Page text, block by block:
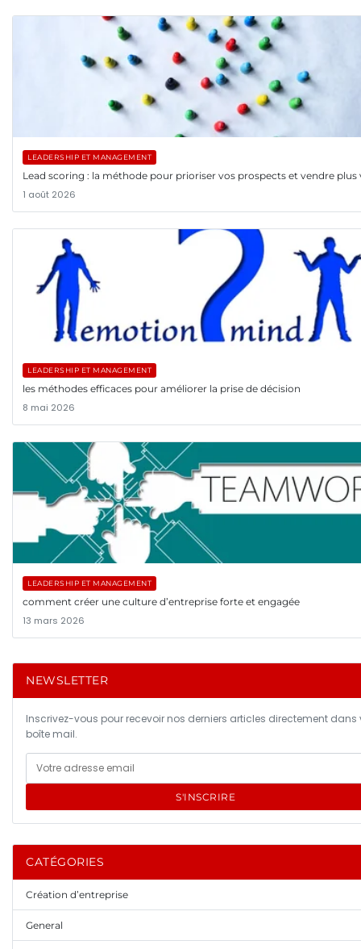
LEADERSHIP ET MANAGEMENT
Lead scoring : la méthode pour prioriser vos prospects et vendre plus
1 août 2026
LEADERSHIP ET MANAGEMENT
les méthodes efficaces pour améliorer la prise de décision
8 mai 2026
LEADERSHIP ET MANAGEMENT
comment créer une culture d’entreprise forte et engagée
13 mars 2026
NEWSLETTER
Inscrivez-vous pour recevoir nos derniers articles directement dans
boîte mail.
S'INSCRIRE
CATÉGORIES
Création d’entreprise
General